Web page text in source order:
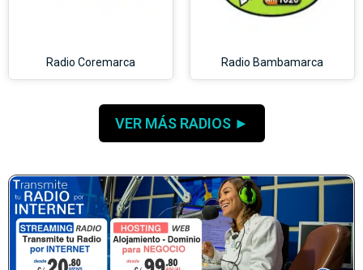
Radio Coremarca Radio Bambamarca
VER MÁS RADIOS ►